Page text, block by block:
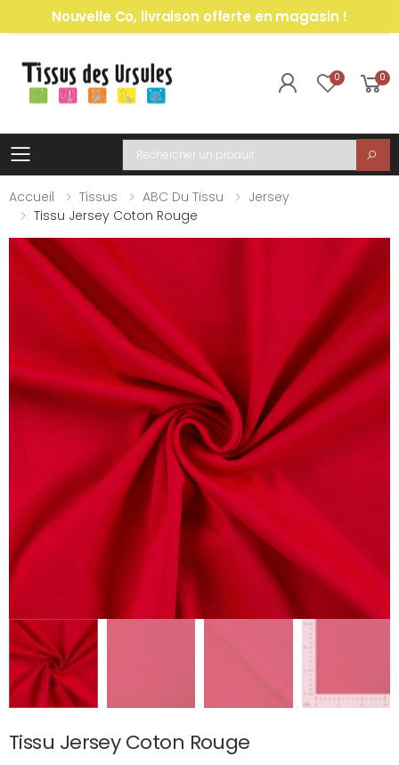
Nouvelle Co, livraison offerte en magasin !
0 0
Toggle mobile menu
Recherche
Accueil
Tissus ABC Du Tissu
Jersey
Tissu Jersey Coton Rouge
Tissu Jersey Coton Rouge